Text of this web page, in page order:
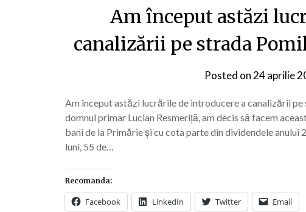
Am început astăzi
canalizării pe strada
Posted on 24 aprilie
Am început astăzi lucrările de introducere a canalizării
domnul primar Lucian Resmeriță, am decis să facem
bani de la Primărie și cu cota parte din dividendele anului
luni, 55 de…
Recomanda:
Facebook LinkedIn Twitter Email